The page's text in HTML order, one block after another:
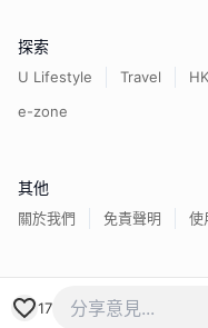
17
探索
U Lifestyle Travel HK
e-zone
其他
關於我們 免責聲明 使
香港經濟日報版權所有©